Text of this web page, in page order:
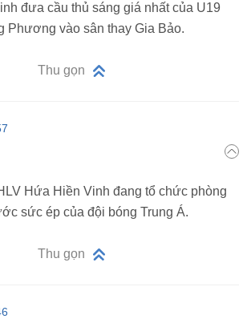
đưa cầu thủ sáng giá nhất của U19
Phương vào sân thay Gia Bảo.
Thu gọn
Hứa Hiền Vinh đang tổ chức phòng
sức ép của đội bóng Trung Á.
Thu gọn